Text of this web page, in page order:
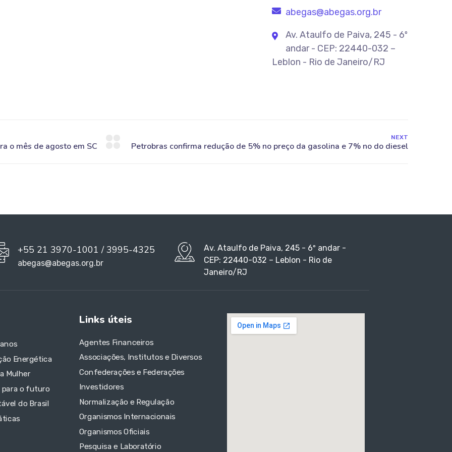
abegas@abegas.org.br
Av. Ataulfo de Paiva, 245 - 6º
andar - CEP: 22440-032 –
Leblon - Rio de Janeiro/RJ
NEXT
+55 21 3970-1001 / 3995-4325
abegas@abegas.org.br
Av. Ataulfo de Paiva, 245 - 6º andar -
CEP: 22440-032 – Leblon - Rio de
Janeiro/RJ
Energética
Mulher
para o futuro
do Brasil
Links úteis
Agentes Financeiros
Associações, Institutos e Diversos
Confederações e Federações
Investidores
Normalização e Regulação
Organismos Internacionais
Organismos Oficiais
Pesquisa e Laboratório